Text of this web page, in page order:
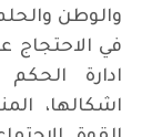
والوطن
في
ادارة
اشكالها،